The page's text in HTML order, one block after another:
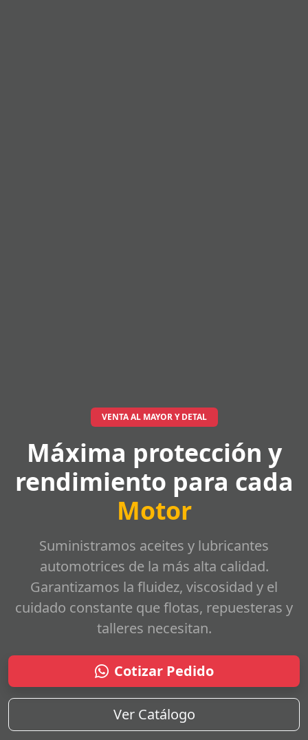
VENTA AL MAYOR Y DETAL
Máxima protección y
rendimiento para cada
Motor
Suministramos aceites y lubricantes
automotrices de la más alta calidad.
Garantizamos la fluidez, viscosidad y el
cuidado constante que flotas, repuesteras y
talleres necesitan.
Cotizar Pedido
Ver Catálogo